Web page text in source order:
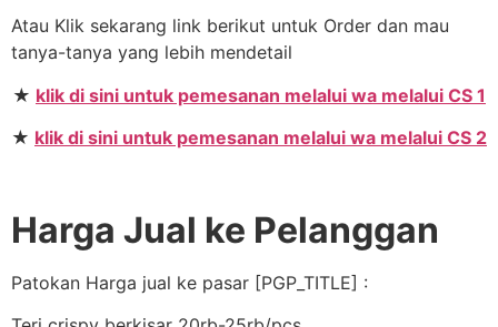
Atau Klik sekarang link berikut untuk Order dan mau
tanya-tanya yang lebih mendetail
★ klik di sini untuk pemesanan melalui wa melalui CS 1
★ klik di sini untuk pemesanan melalui wa melalui CS 2
Harga Jual ke Pelanggan
Patokan Harga jual ke pasar [PGP_TITLE] :